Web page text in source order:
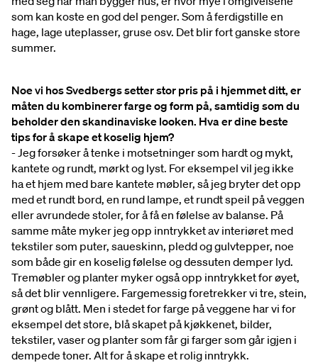
som kan koste en god del penger. Som å ferdigstille en
hage, lage uteplasser, gruse osv. Det blir fort ganske store
summer.
Noe vi hos Svedbergs setter stor pris på i hjemmet ditt, er
måten du kombinerer farge og form på, samtidig som du
beholder den skandinaviske looken. Hva er dine beste
tips for å skape et koselig hjem?
- Jeg forsøker å tenke i motsetninger som hardt og mykt,
kantete og rundt, mørkt og lyst. For eksempel vil jeg ikke
ha et hjem med bare kantete møbler, så jeg bryter det opp
med et rundt bord, en rund lampe, et rundt speil på veggen
eller avrundede stoler, for å få en følelse av balanse. På
samme måte myker jeg opp inntrykket av interiøret med
tekstiler som puter, saueskinn, pledd og gulvtepper, noe
som både gir en koselig følelse og dessuten demper lyd.
Tremøbler og planter myker også opp inntrykket for øyet,
så det blir vennligere. Fargemessigforetrekkervi tre, stein,
grønt og blått. Men i stedet for farge på veggene har vi for
eksempel det store, blå skapet på kjøkkenet, bilder,
tekstiler, vaser og planter som får gi farger som går igjen i
dempede toner. Alt for å skape et rolig inntrykk.